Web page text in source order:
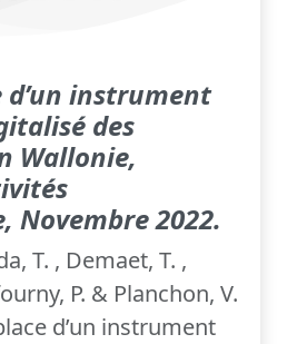
d’un instrument
des
Wallonie,
Novembre 2022.
T. , Demaet, T. ,
P. & Planchon, V.
d’un instrument